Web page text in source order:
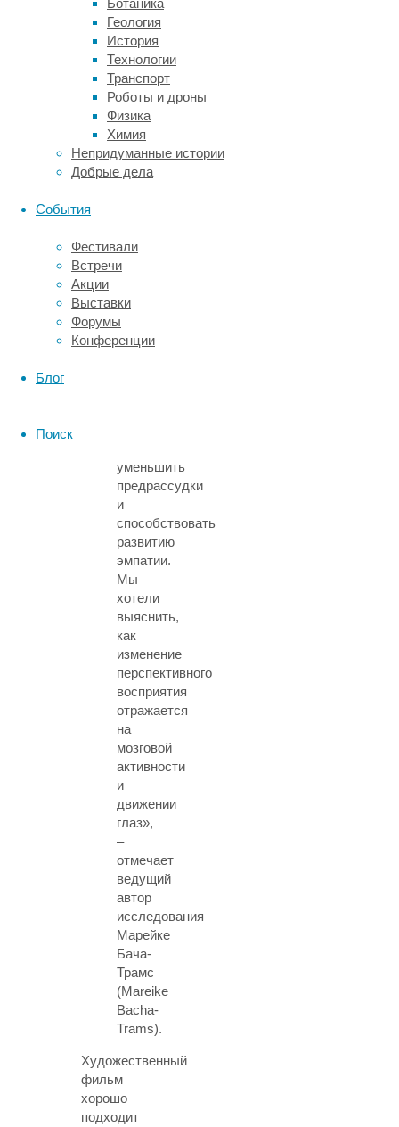
Ботаника
Геология
История
Технологии
Транспорт
Роботы и дроны
Физика
Химия
Непридуманные истории
Добрые дела
События
Фестивали
Встречи
Акции
Выставки
Форумы
Конференции
Блог
Поиск
экрана
направлен
взгляд
текущий
момент),
частота
сердечных
сокращений
и
движений
«Понимание
зрения
другого
человека
уменьшить
предрассудки
и
способствовать
развитию
эмпатии.
Мы
хотели
выяснить,
как
изменение
перспективного
восприятия
отражается
на
мозговой
активности
и
движении
глаз»,
–
отмечает
ведущий
автор
исследования
Марейке
Бача-
Трамс
(Mareike
Bacha-
Trams).
Художественный
фильм
хорошо
подходит